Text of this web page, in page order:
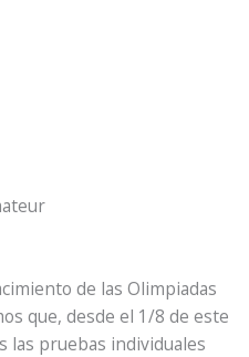
de las Olimpiadas
que, desde el 1/8 de este
las pruebas individuales